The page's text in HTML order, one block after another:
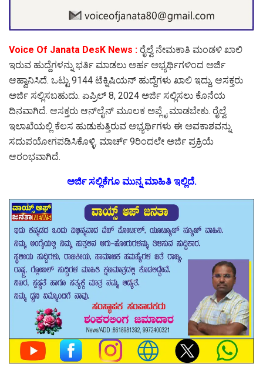
Voice Of Janata DesK News : ರೈಲ್ವೆ ನೇಮಕಾತಿ ಮಂಡಳಿ ಖಾಲಿ
ಇರುವ ಹುದ್ದೆಗಳನ್ನು ಭರ್ತಿ ಮಾಡಲು ಅರ್ಹ ಅಭ್ಯರ್ಥಿಗಳಿಂದ ಅರ್ಜಿ
ಆಹ್ವಾನಿಸಿದೆ. ಒಟ್ಟು 9144 ಟೆಕ್ನಿಷಿಯನ್​ ಹುದ್ದೆಗಳು ಖಾಲಿ ಇದ್ದು, ಆಸಕ್ತರು
ಅರ್ಜಿ ಸಲ್ಲಿಸಬಹುದು. ಏಪ್ರಿಲ್ 8, 2024 ಅರ್ಜಿ ಸಲ್ಲಿಸಲು ಕೊನೆಯ
ದಿನವಾಗಿದೆ. ಆಸಕ್ತರು ಆನ್​​ಲೈನ್ ಮೂಲಕ ಅಪ್ಲೈ ಮಾಡಬೇಕು. ರೈಲ್ವೆ
ಇಲಾಖೆಯಲ್ಲಿ ಕೆಲಸ ಹುಡುಕುತ್ತಿರುವ ಅಭ್ಯರ್ಥಿಗಳು ಈ ಅವಕಾಶವನ್ನು
ಸದುಪಯೋಗಪಡಿಸಿಕೊಳ್ಳಿ. ಮಾರ್ಚ್ 9ರಿಂದಲೇ ಅರ್ಜಿ ಪ್ರಕ್ರಿಯೆ
ಆರಂಭವಾಗಿದೆ.
ಅರ್ಜಿ ಸಲ್ಲಿಕೆಗೂ ಮುನ್ನ ಮಾಹಿತಿ ಇಲ್ಲಿದೆ.